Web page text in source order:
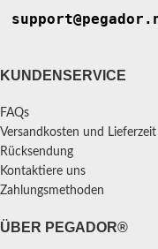
KUNDENSERVICE
FAQs
Versandkosten und Lieferzeit
Rücksendung
Kontaktiere uns
Zahlungsmethoden
ÜBER PEGADOR®